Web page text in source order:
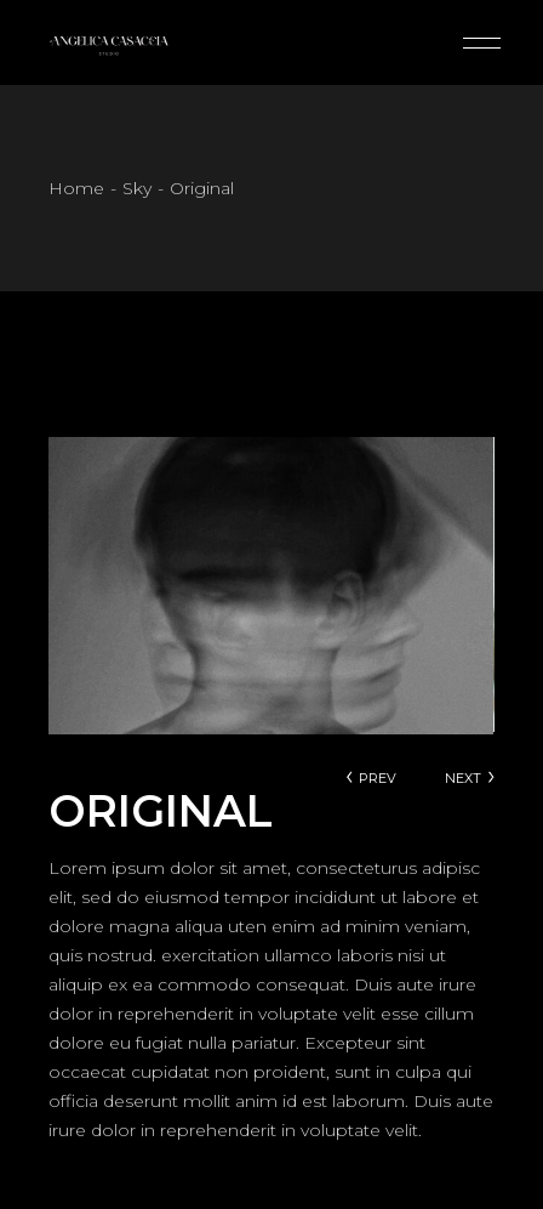
Home Sky Original
PREV NEXT
ORIGINAL
Lorem ipsum dolor sit amet, consecteturus adipisc
elit, sed do eiusmod tempor incididunt ut labore et
dolore magna aliqua uten enim ad minim veniam,
quis nostrud. exercitation ullamco laboris nisi ut
aliquip ex ea commodo consequat. Duis aute irure
dolor in reprehenderit in voluptate velit esse cillum
dolore eu fugiat nulla pariatur. Excepteur sint
occaecat cupidatat non proident, sunt in culpa qui
officia deserunt mollit anim id est laborum. Duis aute
irure dolor in reprehenderit in voluptate velit.